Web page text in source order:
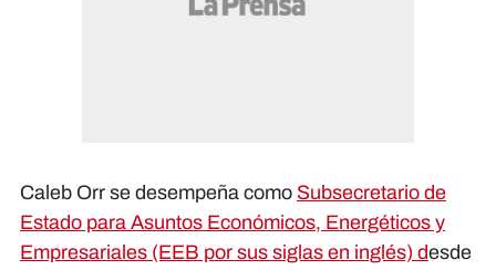
Caleb Orr se desempeña como Subsecretario de
Estado para Asuntos Económicos, Energéticos y
Empresariales (EEB por sus siglas en inglés) desde